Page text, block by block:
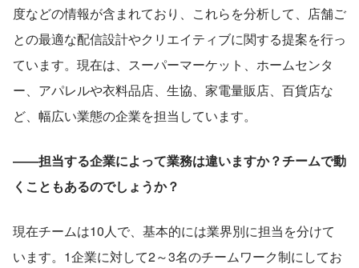
度などの情報が含まれており、これらを分析して、店舗ご
との最適な配信設計やクリエイティブに関する提案を行っ
ています。現在は、スーパーマーケット、ホームセンタ
ー、アパレルや衣料品店、生協、家電量販店、百貨店な
ど、幅広い業態の企業を担当しています。
――担当する企業によって業務は違いますか？チームで動
くこともあるのでしょうか？
現在チームは10人で、基本的には業界別に担当を分けて
います。1企業に対して2～3名のチームワーク制にしてお